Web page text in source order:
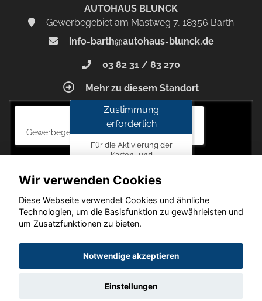
AUTOHAUS BLUNCK
Gewerbegebiet am Mastweg 7, 18356 Barth
info-barth@autohaus-blunck.de
03 82 31 / 83 270
Mehr zu diesem Standort
Autohaus Blunck
Gewerbegebiet am Mastweg 7, 18356 Barth
Zustimmung
erforderlich
Für die Aktivierung der
Karten- und
Zustimmung zu den
Datenschutzrichtlinien vom
Drittanbieter Google LLC
erforderlich.
Zustimmen
und
aktivieren
Copyright © 2026. Autohaus Blunck
Wir verwenden Cookies
Diese Webseite verwendet Cookies und ähnliche
Technologien, um die Basisfunktion zu gewährleisten und
um Zusatzfunktionen zu bieten.
Notwendige akzeptieren
Einstellungen